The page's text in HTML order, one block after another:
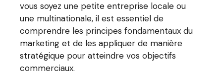
vous soyez une petite entreprise locale ou
une multinationale, il est essentiel de
comprendre les principes fondamentaux du
marketing et de les appliquer de manière
stratégique pour atteindre vos objectifs
commerciaux.